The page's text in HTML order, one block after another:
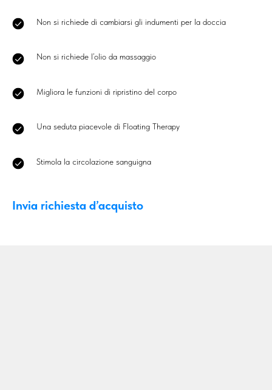
Non si richiede di cambiarsi gli indumenti per la doccia
Non si richiede l’olio da massaggio
Migliora le funzioni di ripristino del corpo
Una seduta piacevole di Floating Therapy
Stimola la circolazione sanguigna
Invia richiesta d’acquisto